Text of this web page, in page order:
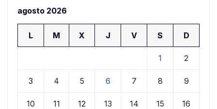
agosto 2026
L M X J V S D
1 2
3 4 5 6 7 8 9
10 11 12 13 14 15 16